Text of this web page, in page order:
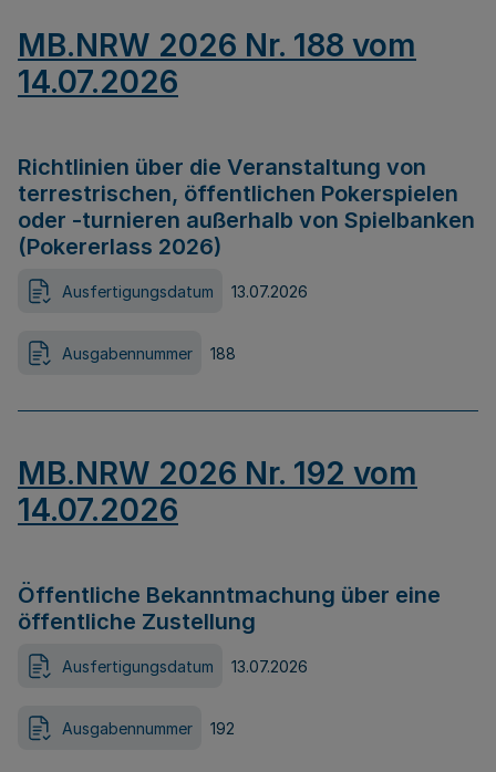
MB.NRW 2026 Nr. 188 vom
14.07.2026
Richtlinien über die Veranstaltung von
terrestrischen, öffentlichen Pokerspielen
oder -turnieren außerhalb von Spielbanken
(Pokererlass 2026)
Ausfertigungsdatum 13.07.2026
Ausgabennummer 188
MB.NRW 2026 Nr. 192 vom
14.07.2026
Öffentliche Bekanntmachung über eine
öffentliche Zustellung
Ausfertigungsdatum 13.07.2026
Ausgabennummer 192